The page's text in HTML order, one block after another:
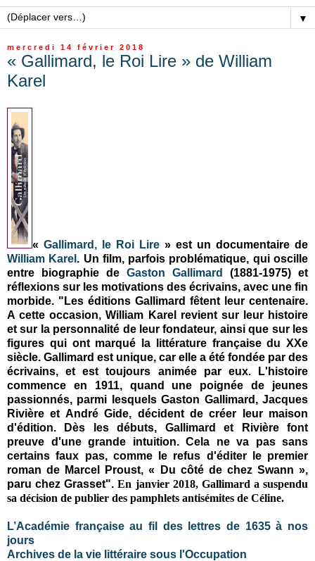
▼
mercredi 14 février 2018
« Gallimard, le Roi Lire » de William
Karel
« Gallimard, le Roi Lire » est un documentaire de
William Karel . Un film, parfois problématique, qui oscille
entre biographie de Gaston Gallimard (1881-1975) et
réflexions sur les motivations des écrivains, avec une fin
morbide. " Les éditions Gallimard fêtent leur centenaire.
A cette occasion, William Karel revient sur leur histoire
et sur la personnalité de leur fondateur, ainsi que sur les
figures qui ont marqué la littérature française du XXe
siècle. Gallimard est unique, car elle a été fondée par des
écrivains, et est toujours animée par eux. L'histoire
commence en 1911, quand une poignée de jeunes
passionnés, parmi lesquels Gaston Gallimard, Jacques
Rivière et André Gide, décident de créer leur maison
d'édition. Dès les débuts, Gallimard et Rivière font
preuve d'une grande intuition. Cela ne va pas sans
certains faux pas, comme le refus d'éditer le premier
roman de Marcel Proust, « Du côté de chez Swann »,
paru chez Grasset".En janvier 2018, Gallimard a suspendu
sa décision de publier des pamphlets antisémites de Céline.
L’Académie française au fil des lettres de 1635 à nos
jours
Archives de la vie littéraire sous l'Occupation